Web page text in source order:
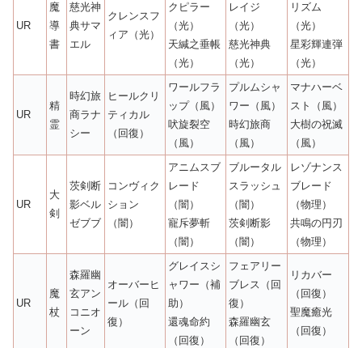
UR
魔
導
書
慈光神
典サマ
エル
クレンスフ
ィア（光）
クピラー
（光）
天緘之垂帳
（光）
レイジ
（光）
慈光神典
（光）
リズム
（光）
星彩輝連弾
（光）
UR
精
霊
時幻旅
商ラナ
シー
ヒールクリ
ティカル
（回復）
ワールフラ
ップ（風）
吠旋裂空
（風）
プルムシャ
ワー（風）
時幻旅商
（風）
マナハーベ
スト（風）
大樹の祝滅
（風）
UR
大
剣
茨剣断
影ベル
ゼブブ
コンヴィク
ション
（闇）
アニムスブ
レード
（闇）
寵斥夢斬
（闇）
ブルータル
スラッシュ
（闇）
茨剣断影
（闇）
レゾナンス
ブレード
（物理）
共鳴の円刃
（物理）
UR
魔
杖
森羅幽
玄アン
コニオ
ーン
オーバーヒ
ール（回
復）
グレイスシ
ャワー（補
助）
還魂命約
（回復）
フェアリー
ブレス（回
復）
森羅幽玄
（回復）
リカバー
（回復）
聖魔癒光
（回復）